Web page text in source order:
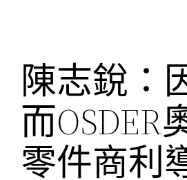
陳志銳：
而OSDER
零件商利